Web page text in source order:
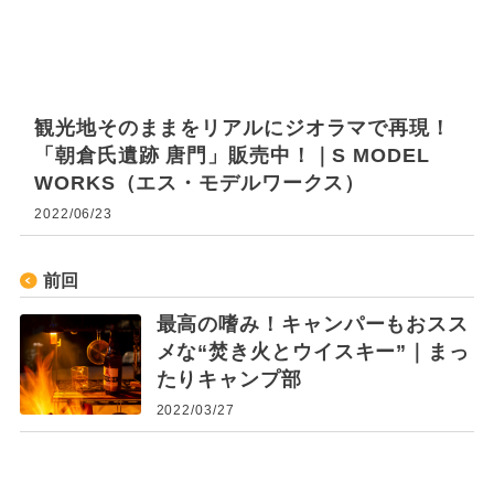
観光地そのままをリアルにジオラマで再現！
「朝倉氏遺跡 唐門」販売中！｜S MODEL
WORKS（エス・モデルワークス）
2022/06/23
前回
最高の嗜み！キャンパーもおスス
メな“焚き火とウイスキー”｜まっ
たりキャンプ部
2022/03/27